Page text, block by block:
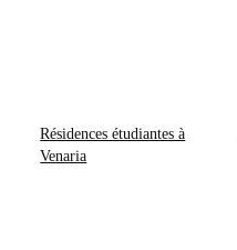
Résidences étudiantes à
Venaria